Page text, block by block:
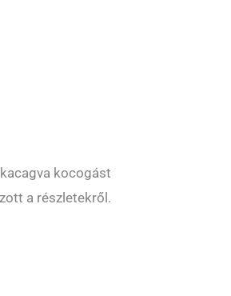
kocogást
a részletekről.